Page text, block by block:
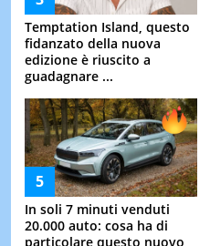
Temptation Island, questo
fidanzato della nuova
edizione è riuscito a
guadagnare ...
In soli 7 minuti venduti
20.000 auto: cosa ha di
particolare questo nuovo